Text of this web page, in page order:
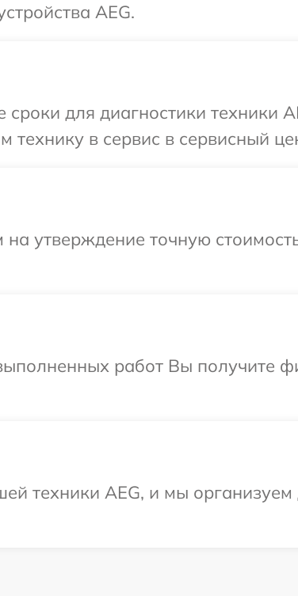
AEG.
для диагностики техники
в сервис в сервисный
утверждение точную
работ Вы получите
техники AEG, и мы